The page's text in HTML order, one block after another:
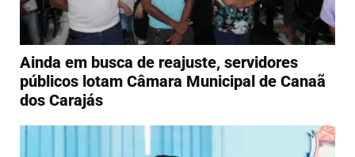
Ainda em busca de reajuste, servidores
públicos lotam Câmara Municipal de Canaã
dos Carajás